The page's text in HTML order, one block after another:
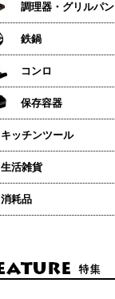
調理器・グリルパン
鉄鍋
コンロ
保存容器
キッチンツール
生活雑貨
消耗品